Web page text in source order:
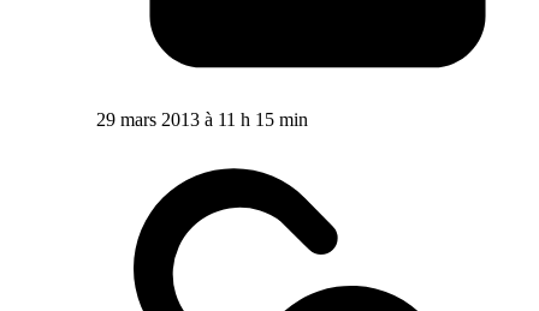
29 mars 2013 à 11 h 15 min